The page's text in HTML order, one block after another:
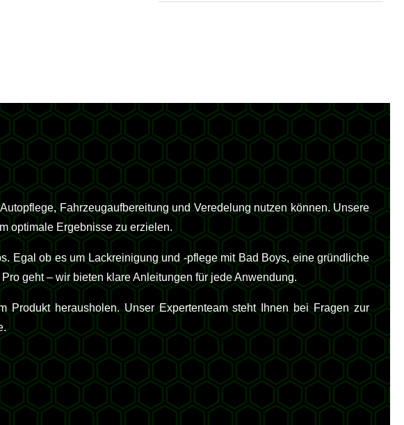
Fahrzeugaufbereitung und Veredelung nutzen können. Unsere
optimale Ergebnisse zu erzielen.
Egal ob es um Lackreinigung und -pflege mit Bad Boys, eine gründliche
geht – wir bieten klare Anleitungen für jede Anwendung.
herausholen. Unser Expertenteam steht Ihnen bei Fragen zur